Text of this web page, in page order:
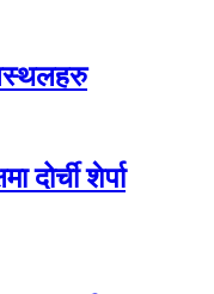
दोर्ची शेर्पा